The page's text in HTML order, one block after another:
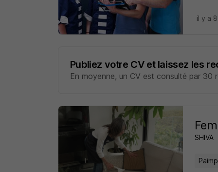
il y a
Publiez votre CV et laissez les
En moyenne, un CV est consulté par 30
SHIVA